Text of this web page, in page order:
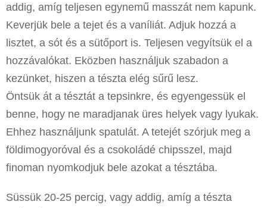
addig, amíg teljesen egynemű masszát nem kapunk.
Keverjük bele a tejet és a vaníliát. Adjuk hozzá a
lisztet, a sót és a sütőport is. Teljesen vegyítsük el a
hozzávalókat. Eközben használjuk szabadon a
kezünket, hiszen a tészta elég sűrű lesz.
Öntsük át a tésztát a tepsinkre, és egyengessük el
benne, hogy ne maradjanak üres helyek vagy lyukak.
Ehhez használjunk spatulát. A tetejét szórjuk meg a
földimogyoróval és a csokoládé chipsszel, majd
finoman nyomkodjuk bele azokat a tésztába.
Süssük 20-25 percig, vagy addig, amíg a tészta